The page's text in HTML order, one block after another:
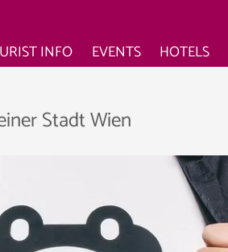
INFO EVENTS HOTELS
Stadt Wien